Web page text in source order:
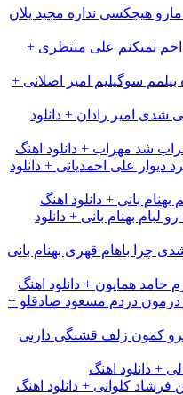
مارو هیچکسی نداره مجید یلان
اخم نمیکنم علی منتظری +
سوگیلیم امیر اصلانی +
شدی امیر رادان + دانلود
شد مهراب + دانلود اهنگ
علی احمدیانی + دانلود
بانی + دانلود اهنگ
لبام بهنام بانی + دانلود
چرا باهام قهری بهنام بانی
حامد همایون + دانلود اهنگ
دردم مسعود صادقلو +
کمون زلف قشنگی دارنی
+ دانلود اهنگ
کلوانی + دانلود اهنگ